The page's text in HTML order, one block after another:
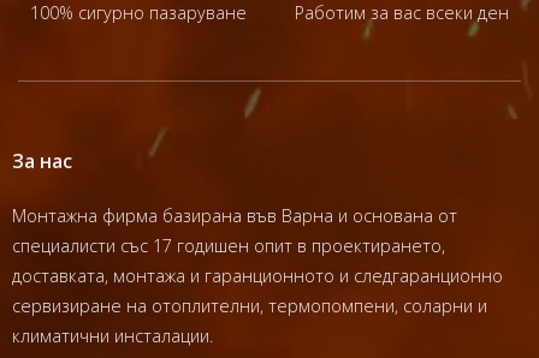
100% сигурно пазаруване Работим за вас всеки ден
За нас
Монтажна фирма базирана във Варна и основана от
специалисти със 17 годишен опит в проектирането,
доставката, монтажа и гаранционното и следгаранционно
сервизиране на отоплителни, термопомпени, соларни и
климатични инсталации.